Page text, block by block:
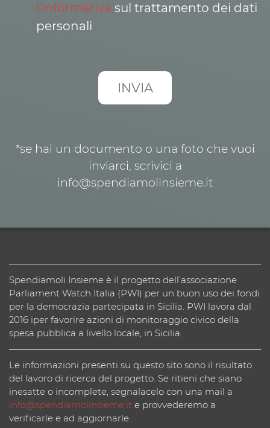
l’informativa sul trattamento dei dati
personali
*se hai un documento o una foto che vuoi
inviarci, scrivici a
info@spendiamolinsieme.it
Spendiamoli Insieme è il progetto dell’associazione
Parliament Watch Italia (PWI) per un buon uso dei fondi
per la democrazia partecipata in Sicilia. PWI lavora dal
2016 iper favorire azioni di monitoraggio civico della
spesa pubblica a livello locale, in Sicilia.
Le informazioni presenti su questo sito sono il risultato
del lavoro di ricerca del progetto. Se ritieni che siano
inesatte o incomplete, segnalacelo con una mail a
info@spendiamolinsieme.it e provvederemo a
verificarle e ad aggiornarle.